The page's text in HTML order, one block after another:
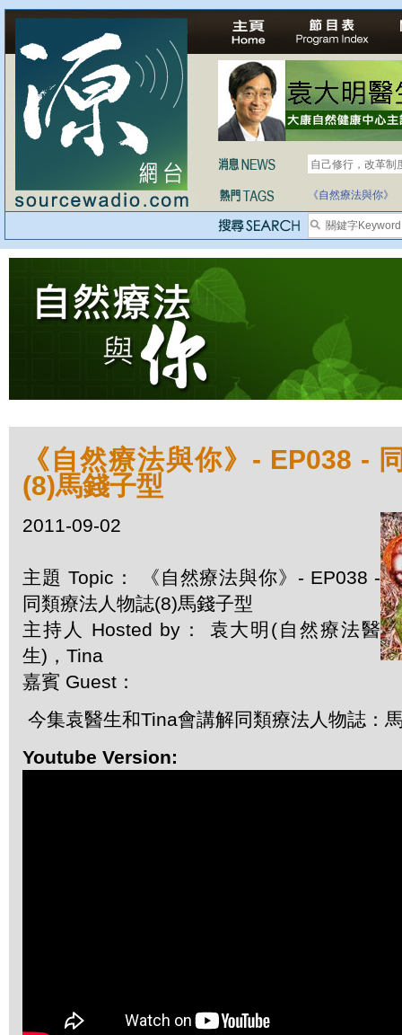
自己修行，改革制
《自然療法與你》
《自然療法與你》- EP038 -
(8)馬錢子型
2011-09-02
主題 Topic： 《自然療法與你》- EP038 -
同類療法人物誌(8)馬錢子型
主持人 Hosted by： 袁大明(自然療法醫
生)，Tina
嘉賓 Guest：
今集袁醫生和Tina會講解同類療法人物誌：
Youtube Version: